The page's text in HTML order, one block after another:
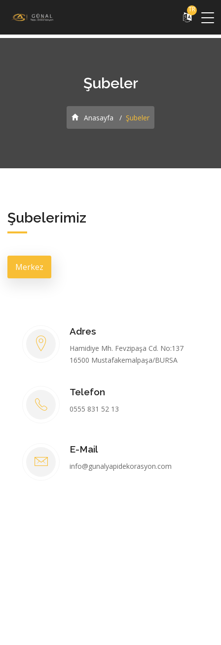
TR
Şubeler
Anasayfa Şubeler
Şubelerimiz
Merkez
Adres
Hamidiye Mh. Fevzipaşa Cd. No:137
16500 Mustafakemalpaşa/BURSA
Telefon
0555 831 52 13
E-Mail
info@gunalyapidekorasyon.com